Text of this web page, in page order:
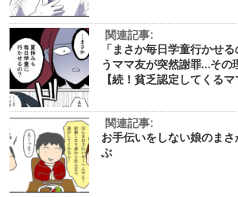
関連記事:
「まさか毎日学童行かせ
うママ友が突然謝罪…その
【続！貧乏認定してくる
関連記事:
お手伝いをしない娘のま
ぶ